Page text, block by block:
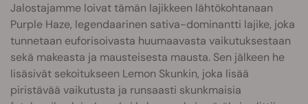
Jalostajamme loivat tämän lajikkeen lähtökohtanaan
Purple Haze, legendaarinen sativa-dominantti lajike, joka
tunnetaan euforisoivasta huumaavasta vaikutuksestaan
sekä makeasta ja mausteisesta mausta. Sen jälkeen he
lisäsivät sekoitukseen Lemon Skunkin, joka lisää
piristävää vaikutusta ja runsaasti skunkmaisia